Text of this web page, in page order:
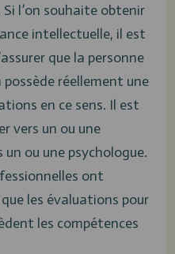
l’on souhaite obtenir
intellectuelle, il est
que la personne
réellement une
en ce sens. Il est
vers un ou une
ou une psychologue.
ont
les évaluations pour
les compétences